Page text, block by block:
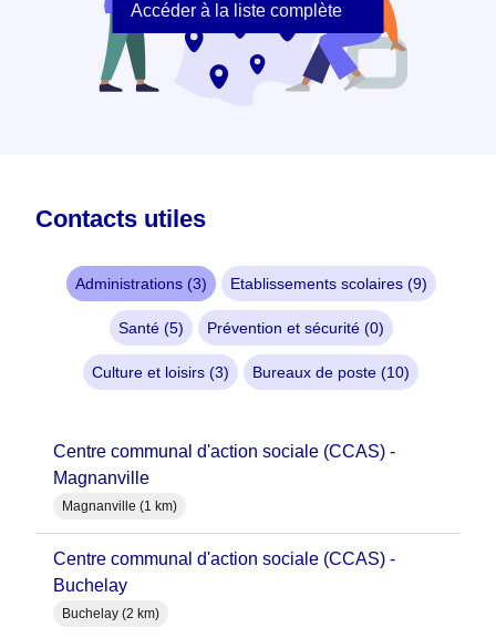
Accéder à la liste complète
Contacts utiles
Administrations (3) Etablissements scolaires (9)
Santé (5) Prévention et sécurité (0)
Culture et loisirs (3) Bureaux de poste (10)
Centre communal d'action sociale (CCAS) -
Magnanville
Magnanville (1 km)
Centre communal d'action sociale (CCAS) -
Buchelay
Buchelay (2 km)